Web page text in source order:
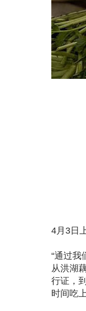
4月3日
“通过我
从洪湖
行证，
时间吃